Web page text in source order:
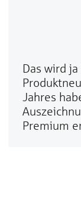
Das wird
Jahres
Premium